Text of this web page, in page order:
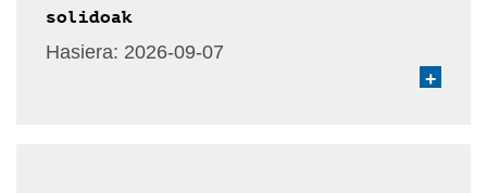
solidoak
Hasiera: 2026-09-07
+